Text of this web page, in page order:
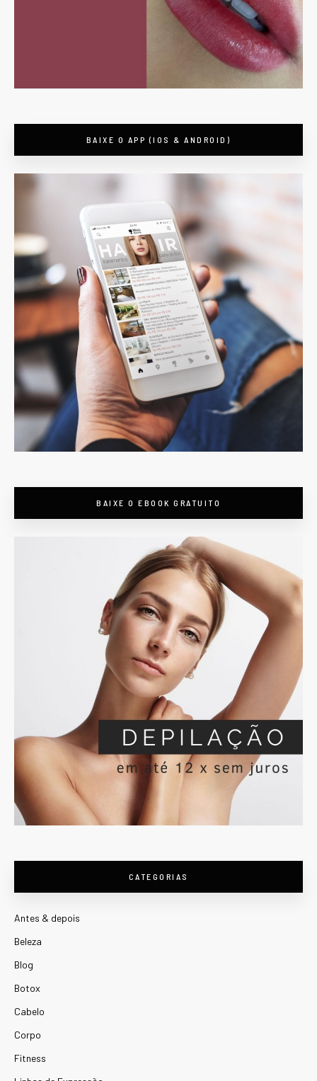
BAIXE O APP (IOS & ANDROID)
BAIXE O EBOOK GRATUITO
CATEGORIAS
Antes & depois
Beleza
Blog
Botox
Cabelo
Corpo
Fitness